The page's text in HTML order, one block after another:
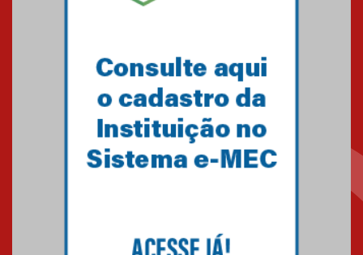
Primeiro culto do ano ressalta o
27.02.2026